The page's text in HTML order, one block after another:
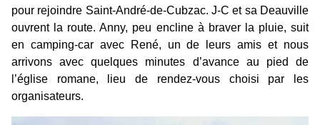
pour rejoindre Saint-André-de-Cubzac. J-C et sa Deauville
ouvrent la route. Anny, peu encline à braver la pluie, suit
en camping-car avec René, un de leurs amis et nous
arrivons avec quelques minutes d’avance au pied de
l’église romane, lieu de rendez-vous choisi par les
organisateurs.